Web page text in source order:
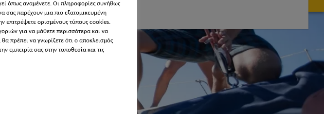
τομέα των ναυπηγικών εφαρμογών
όπως αναμένετε. Οι πληροφορίες συνήθως
σας παρέχουν μια πιο εξατομικευμένη
επιτρέψετε ορισμένους τύπους cookies.
για να μάθετε περισσότερα και να
πρέπει να γνωρίζετε ότι ο αποκλεισμός
εμπειρία σας στην τοποθεσία και τις